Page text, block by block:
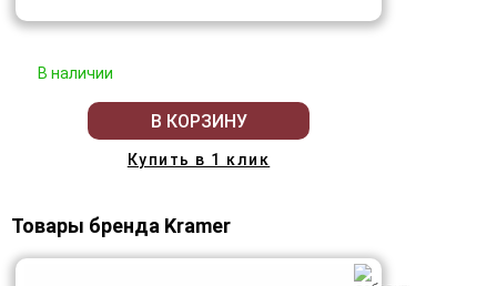
В наличии
В КОРЗИНУ
Купить в 1 клик
Товары бренда Kramer